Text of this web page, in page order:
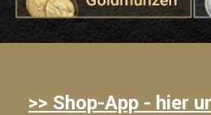
>> Shop-App - hier